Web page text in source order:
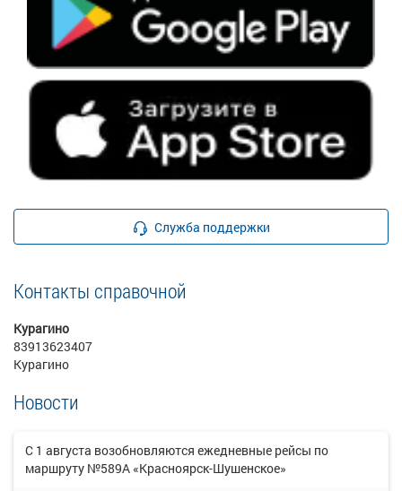
Служба поддержки
Контакты справочной
Курагино
83913623407
Курагино
Новости
С 1 августа возобновляются ежедневные рейсы по
маршруту №589А «Красноярск-Шушенское»